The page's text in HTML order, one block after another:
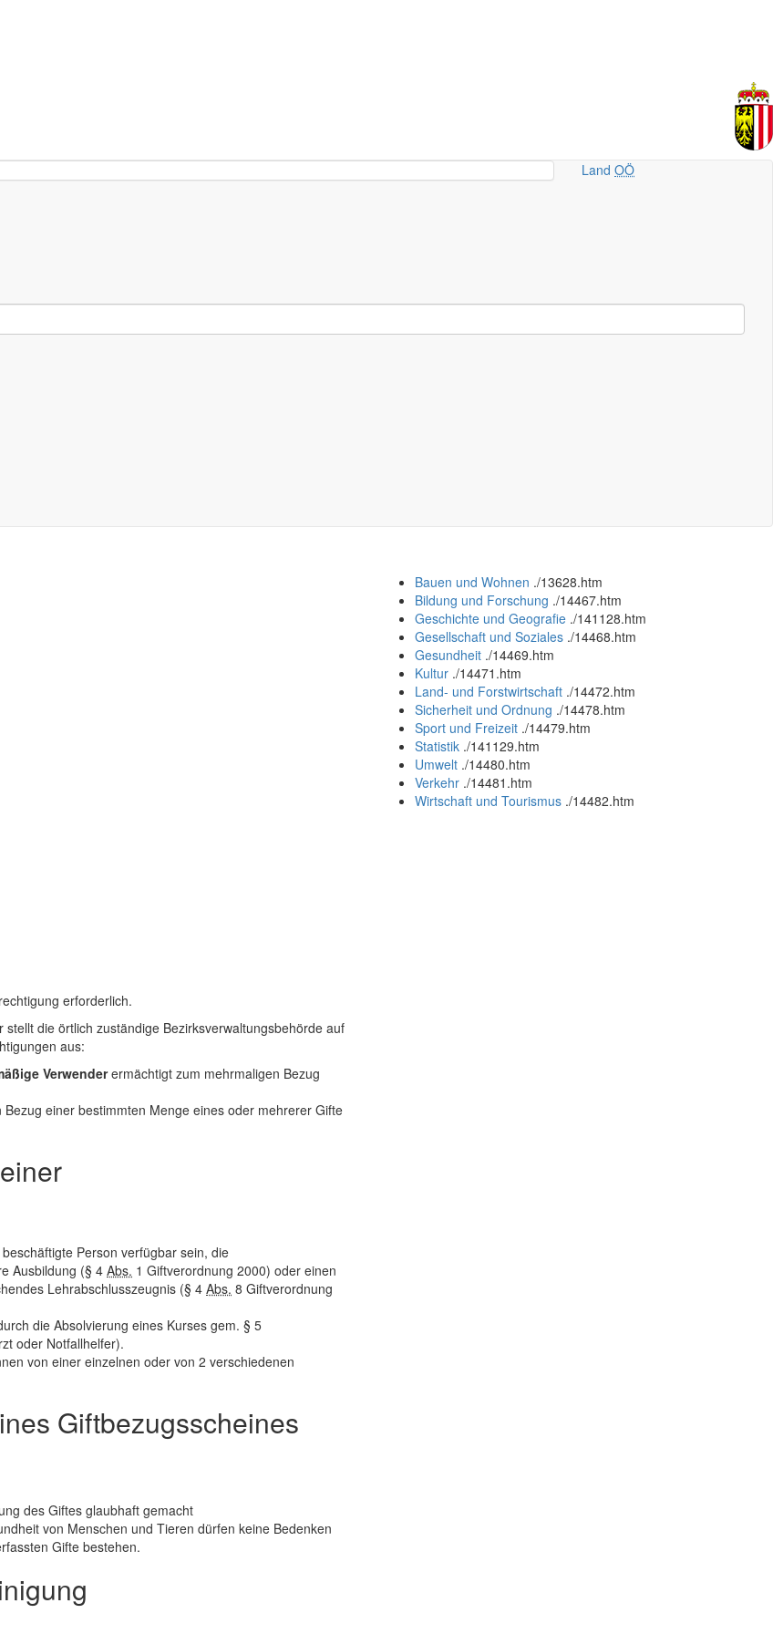
LandOÖ
Bauen und Wohnen ./13628.htm
Bildung und Forschung ./14467.htm
Geschichte und Geografie ./141128.htm
Gesellschaft und Soziales ./14468.htm
Gesundheit ./14469.htm
Kultur ./14471.htm
Land- und Forstwirtschaft ./14472.htm
Sicherheit und Ordnung ./14478.htm
Sport und Freizeit ./14479.htm
Statistik ./141129.htm
Umwelt ./14480.htm
Verkehr ./14481.htm
Wirtschaft und Tourismus ./14482.htm
erforderlich.
die örtlich zuständige Bezirksverwaltungsbehörde auf
aus:
Verwenderermächtigt zum mehrmaligen Bezug
einer bestimmten Menge eines oder mehrerer Gifte
Person verfügbar sein, die
Ausbildung (§ 4 Abs. 1 Giftverordnung 2000) oder einen
Lehrabschlusszeugnis (§ 4 Abs. 8 Giftverordnung
die Absolvierung eines Kurses gem. § 5
oder Notfallhelfer).
von einer einzelnen oder von 2 verschiedenen
Giftbezugsscheines
des Giftes glaubhaft gemacht
von Menschen und Tieren dürfen keine Bedenken
Gifte bestehen.